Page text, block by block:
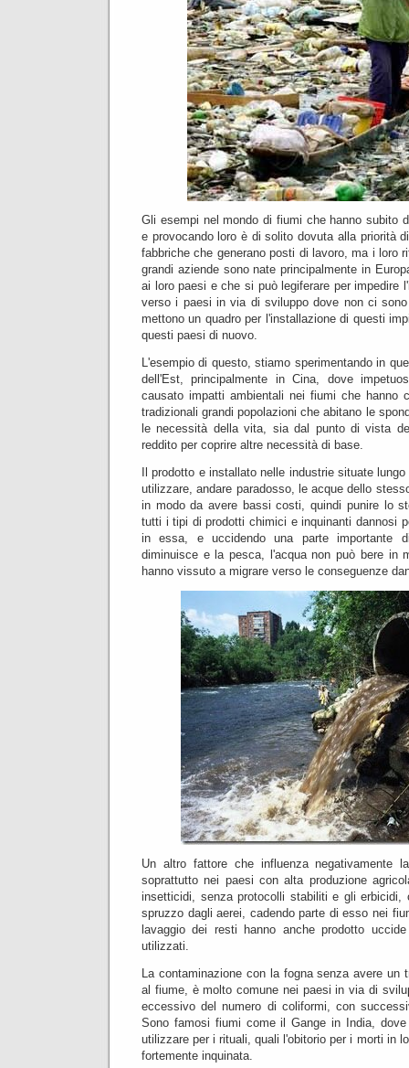
Gli esempi nel mondo di fiumi che hanno subito
e provocando loro è di solito dovuta alla priorità
fabbriche che generano posti di lavoro, ma i loro
grandi aziende sono nate principalmente in
ai loro paesi e che si può legiferare per impedire
verso i paesi in via di sviluppo dove non ci
mettono un quadro per l'installazione di questi
questi paesi di nuovo.
L'esempio di questo, stiamo sperimentando in
dell'Est, principalmente in Cina, dove
causato impatti ambientali nei fiumi che hanno
tradizionali grandi popolazioni che abitano le
le necessità della vita, sia dal punto di vista
reddito per coprire altre necessità di base.
Il prodotto e installato nelle industrie situate
utilizzare, andare paradosso, le acque dello
in modo da avere bassi costi, quindi punire lo
tutti i tipi di prodotti chimici e inquinanti dannosi
in essa, e uccidendo una parte importante
diminuisce e la pesca, l'acqua non può bere in
hanno vissuto a migrare verso le conseguenze
Un altro fattore che influenza negativamente
soprattutto nei paesi con alta produzione
insetticidi, senza protocolli stabiliti e gli erbicidi,
spruzzo dagli aerei, cadendo parte di esso nei
lavaggio dei resti hanno anche prodotto
utilizzati.
La contaminazione con la fogna senza avere un
al fiume, è molto comune nei paesi in via di
eccessivo del numero di coliformi, con
Sono famosi fiumi come il Gange in India,
utilizzare per i rituali, quali l'obitorio per i morti in
fortemente inquinata.